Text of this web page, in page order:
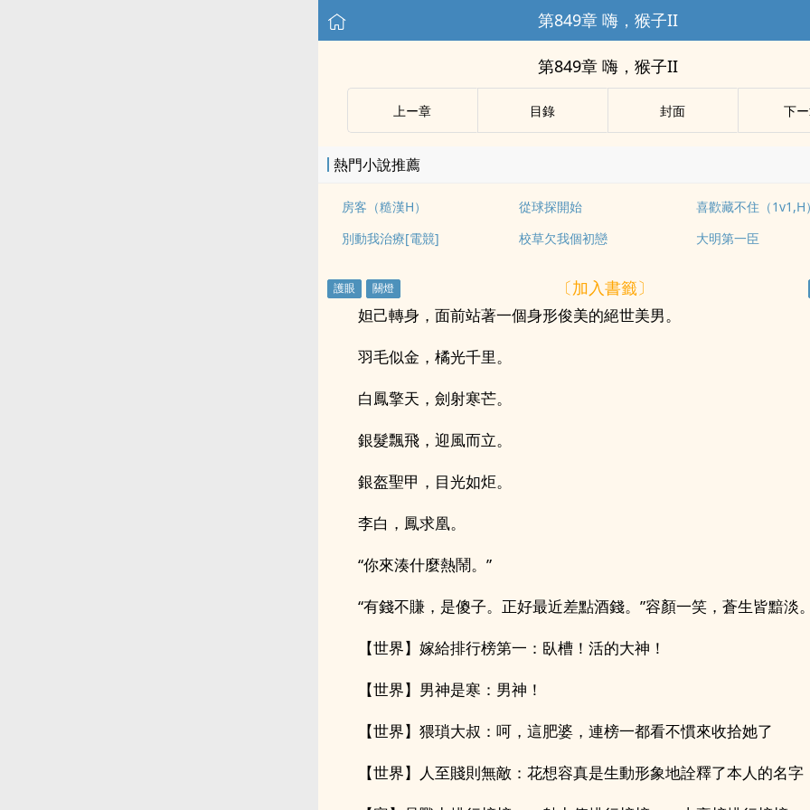
第849章 嗨，猴子II
第849章 嗨，猴子II
上ー章 目錄 封面 下
熱門小說推薦
房客（糙漢H） 從球探開始
喜歡藏不住（1v1,H
別動我治療[電競]
校草欠我個初戀 大明第一臣
〔加入書籤〕
妲己轉身，面前站著一個身形俊美的絕世美男。
羽毛似金，橘光千里。
白鳳擎天，劍射寒芒。
銀髮飄飛，迎風而立。
銀盔聖甲，目光如炬。
李白，鳳求凰。
“你來湊什麼熱鬧。”
“有錢不賺，是傻子。正好最近差點酒錢。”容顏一笑，蒼生皆黯淡
【世界】嫁給排行榜第一：臥槽！活的大神！
【世界】男神是寒：男神！
【世界】猥瑣大叔：呵，這肥婆，連榜一都看不慣來收拾她了
【世界】人至賤則無敵：花想容真是生動形象地詮釋了本人的名字